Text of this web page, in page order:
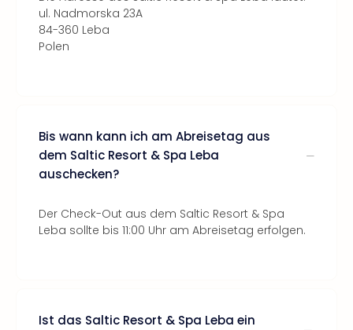
ul. Nadmorska 23A
84-360 Leba
Polen
Bis wann kann ich am Abreisetag aus
dem Saltic Resort & Spa Leba
auschecken?
Der Check-Out aus dem Saltic Resort & Spa
Leba sollte bis 11:00 Uhr am Abreisetag erfolgen.
Ist das Saltic Resort & Spa Leba ein